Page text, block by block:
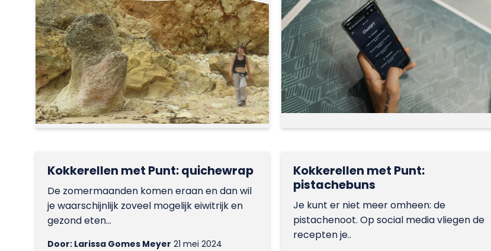
Kokkerellen met Punt: quichewrap
De zomermaanden komen eraan en dan wil
je waarschijnlijk zoveel mogelijk eiwitrijk en
gezond eten...
Door: Larissa Gomes Meyer 21 mei 2024
Kokkerellen met Punt:
pistachebuns
Je kunt er niet meer omheen: de
pistachenoot. Op social media vliegen de
recepten je..